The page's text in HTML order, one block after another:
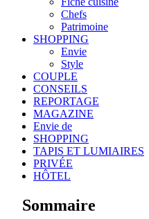
Chefs
Patrimoine
SHOPPING
Envie
Style
COUPLE
CONSEILS
REPORTAGE
MAGAZINE
Envie de
SHOPPING
TAPIS ET LUMIAIRES
PRIVÉE
HÔTEL
Sommaire